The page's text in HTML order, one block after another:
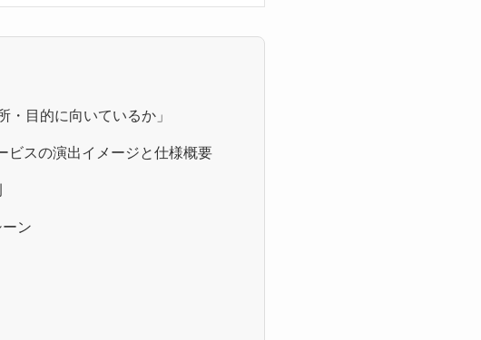
目的に向いているか」
ビスの演出イメージと仕様概要
ン